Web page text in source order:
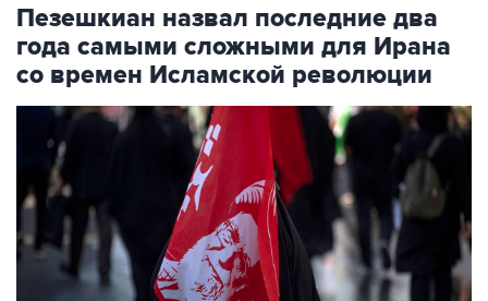
Пезешкиан назвал последние два
года самыми сложными для Ирана
со времен Исламской революции